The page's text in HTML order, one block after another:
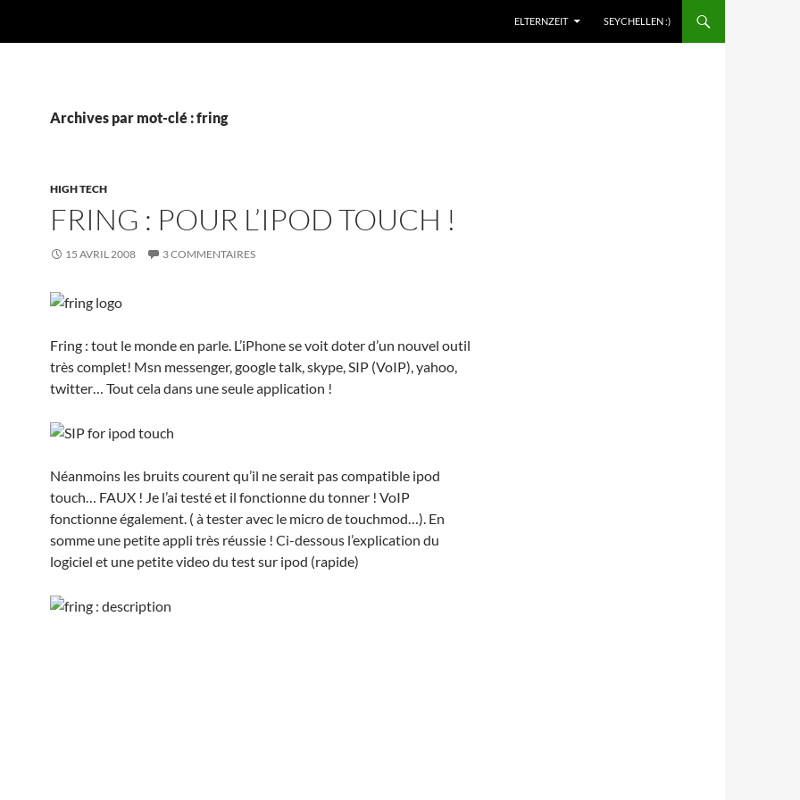
ELTERNZEIT SEYCHELLEN :)
Archives par mot-clé : fring
HIGH TECH
FRING : POUR L’IPOD TOUCH !
15 AVRIL 2008 3 COMMENTAIRES
Fring : tout le monde en parle. L’iPhone se voit doter d’un nouvel outil
très complet! Msn messenger, google talk, skype, SIP (VoIP), yahoo,
twitter… Tout cela dans une seule application !
Néanmoins les bruits courent qu’il ne serait pas compatible ipod
touch… FAUX ! Je l’ai testé et il fonctionne du tonner ! VoIP
fonctionne également. ( à tester avec le micro de touchmod…). En
somme une petite appli très réussie ! Ci-dessous l’explication du
logiciel et une petite video du test sur ipod (rapide)